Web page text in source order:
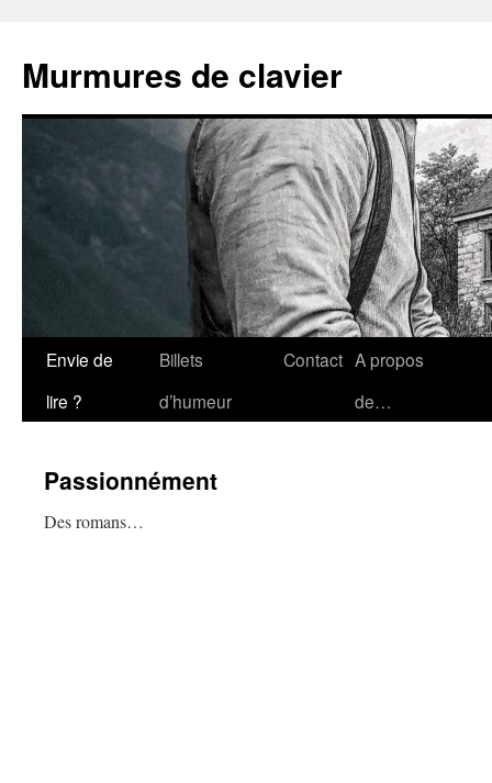
contenu
Murmures de clavier
Envie de
lire ?
Billets
d’humeur
Contact A propos
de…
Passionnément
Des romans…